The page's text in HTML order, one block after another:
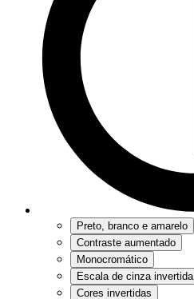
Preto, branco e amarelo
Contraste aumentado
Monocromático
Escala de cinza invertida
Cores invertidas